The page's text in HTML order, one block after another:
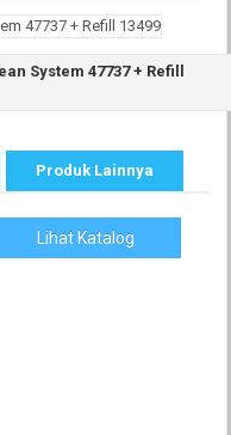
System 47737 + Refill
Produk Lainnya
Lihat Katalog